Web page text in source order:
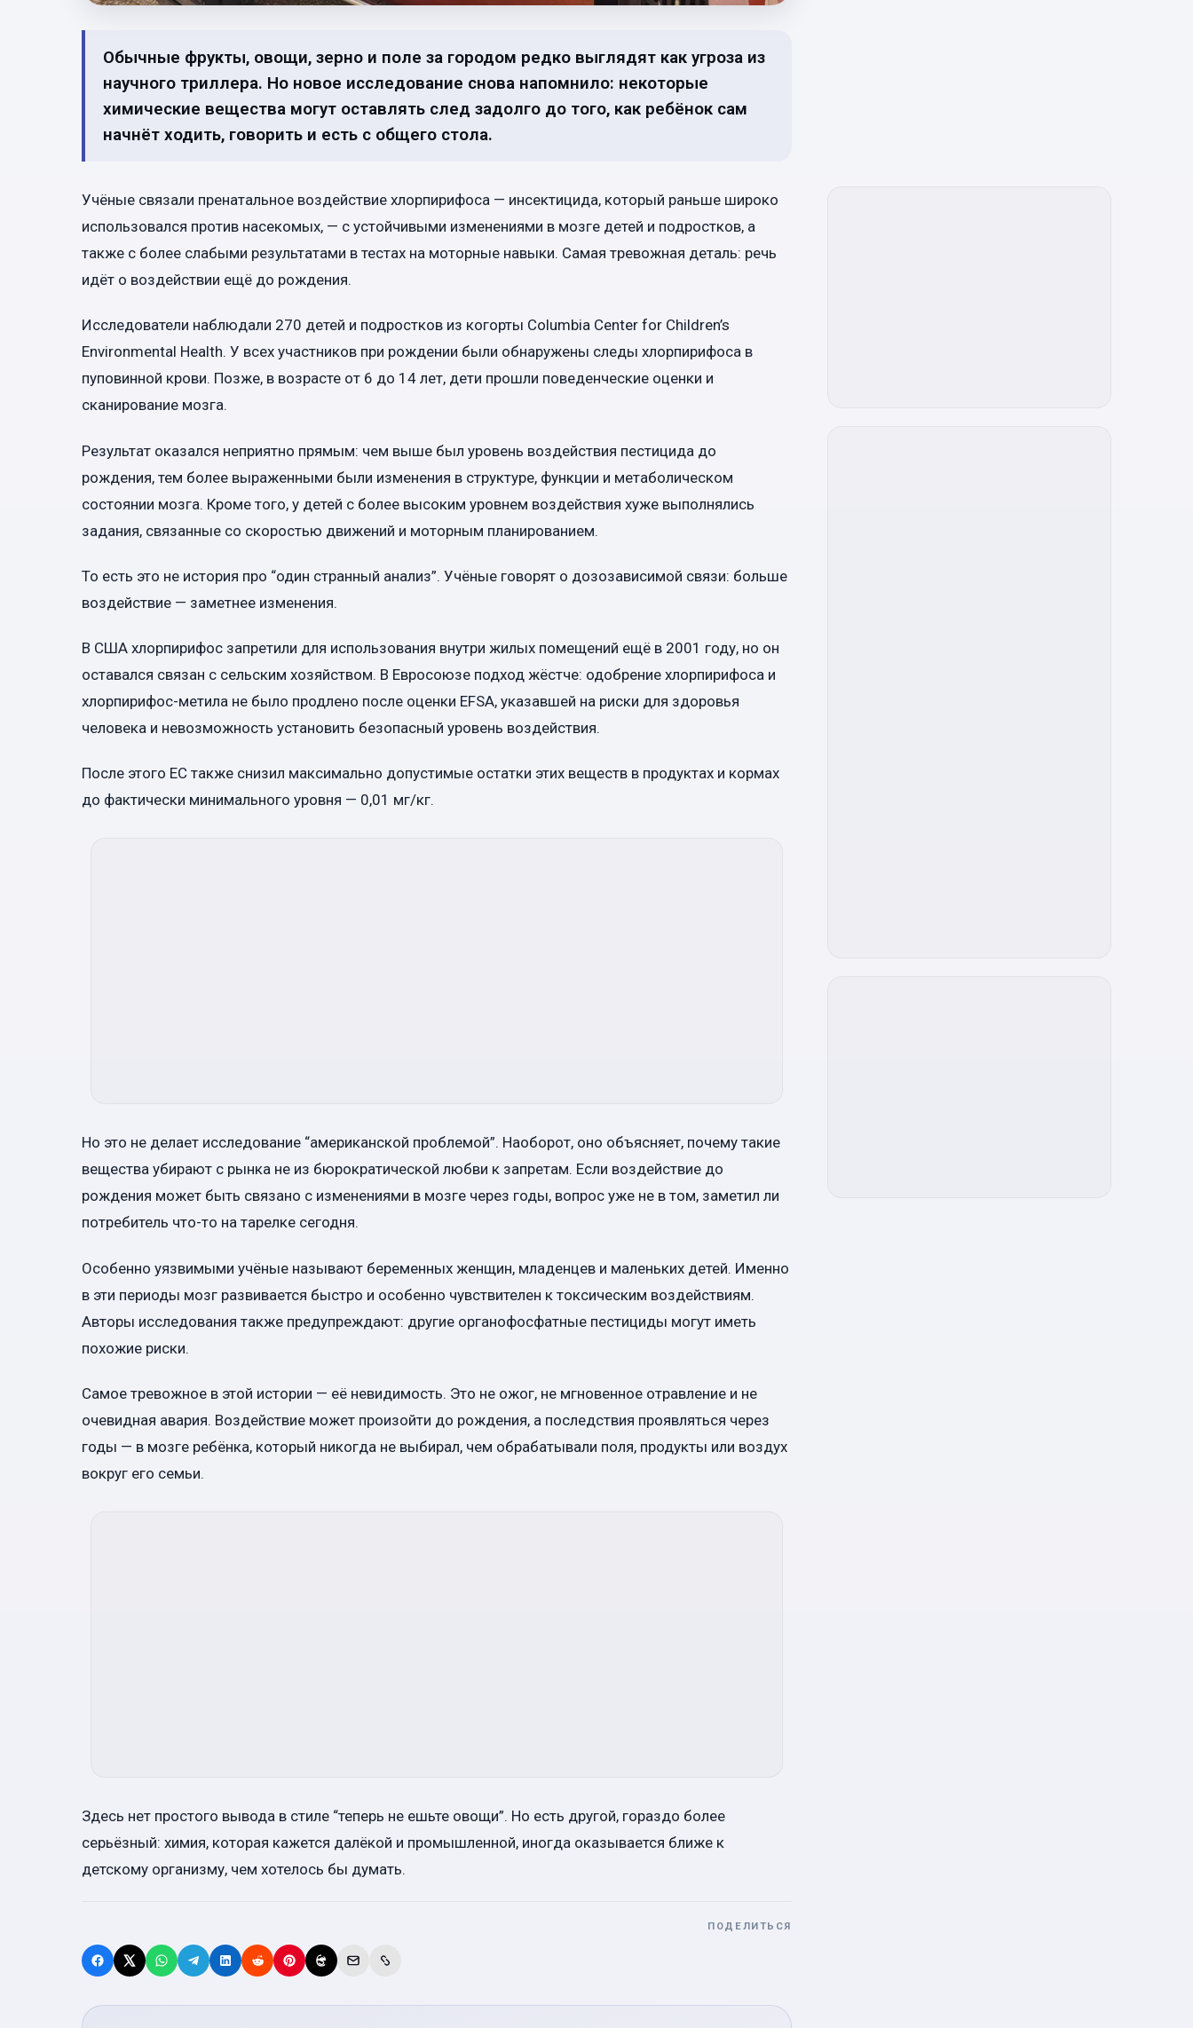
Обычные фрукты, овощи, зерно и поле за городом редко выглядят как угроза из
научного триллера. Но новое исследование снова напомнило: некоторые
химические вещества могут оставлять след задолго до того, как ребёнок сам
начнёт ходить, говорить и есть с общего стола.
Учёные связали пренатальное воздействие хлорпирифоса — инсектицида, который раньше широко
использовался против насекомых, — с устойчивыми изменениями в мозге детей и подростков, а
также с более слабыми результатами в тестах на моторные навыки. Самая тревожная деталь: речь
идёт о воздействии ещё до рождения.
Исследователи наблюдали 270 детей и подростков из когорты Columbia Center for Children’s
Environmental Health. У всех участников при рождении были обнаружены следы хлорпирифоса в
пуповинной крови. Позже, в возрасте от 6 до 14 лет, дети прошли поведенческие оценки и
сканирование мозга.
Результат оказался неприятно прямым: чем выше был уровень воздействия пестицида до
рождения, тем более выраженными были изменения в структуре, функции и метаболическом
состоянии мозга. Кроме того, у детей с более высоким уровнем воздействия хуже выполнялись
задания, связанные со скоростью движений и моторным планированием.
То есть это не история про “один странный анализ”. Учёные говорят о дозозависимой связи: больше
воздействие — заметнее изменения.
В США хлорпирифос запретили для использования внутри жилых помещений ещё в 2001 году, но он
оставался связан с сельским хозяйством. В Евросоюзе подход жёстче: одобрение хлорпирифоса и
хлорпирифос-метила не было продлено после оценки EFSA, указавшей на риски для здоровья
человека и невозможность установить безопасный уровень воздействия.
После этого ЕС также снизил максимально допустимые остатки этих веществ в продуктах и кормах
до фактически минимального уровня — 0,01 мг/кг.
Но это не делает исследование “американской проблемой”. Наоборот, оно объясняет, почему такие
вещества убирают с рынка не из бюрократической любви к запретам. Если воздействие до
рождения может быть связано с изменениями в мозге через годы, вопрос уже не в том, заметил ли
потребитель что-то на тарелке сегодня.
Особенно уязвимыми учёные называют беременных женщин, младенцев и маленьких детей. Именно
в эти периоды мозг развивается быстро и особенно чувствителен к токсическим воздействиям.
Авторы исследования также предупреждают: другие органофосфатные пестициды могут иметь
похожие риски.
Самое тревожное в этой истории — её невидимость. Это не ожог, не мгновенное отравление и не
очевидная авария. Воздействие может произойти до рождения, а последствия проявляться через
годы — в мозге ребёнка, который никогда не выбирал, чем обрабатывали поля, продукты или воздух
вокруг его семьи.
Здесь нет простого вывода в стиле “теперь не ешьте овощи”. Но есть другой, гораздо более
серьёзный: химия, которая кажется далёкой и промышленной, иногда оказывается ближе к
детскому организму, чем хотелось бы думать.
ПОДЕЛИТЬСЯ